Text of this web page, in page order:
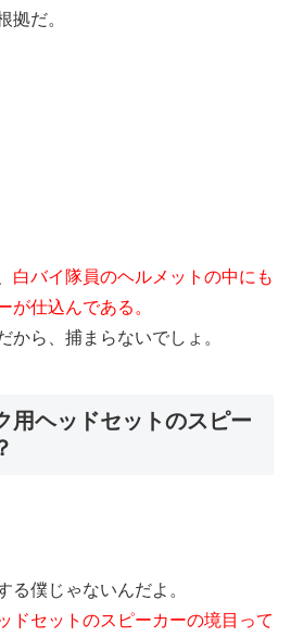
拠だ。
白バイ隊員のヘルメットの中にも
が仕込んである。
から、捕まらないでしょ。
用ヘッドセットのスピー
る僕じゃないんだよ。
ドセットのスピーカーの境目って